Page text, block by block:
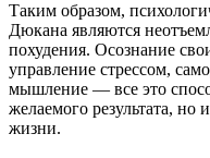
Таким образом,
Дюкана являются
похудения. Осознание
управление стрессом,
мышление — все это
желаемого результата, но
жизни.